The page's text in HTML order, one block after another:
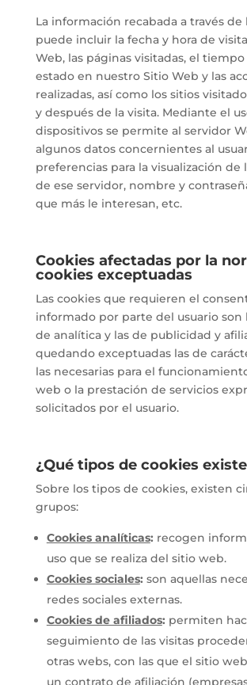
La información recabada a través de
puede incluir la fecha y hora de
Web, las páginas visitadas, el
estado en nuestro Sitio Web y las
realizadas, así como los sitios
y después de la visita. Mediante el
dispositivos se permite al servidor
algunos datos concernientes al
preferencias para la visualización de
de ese servidor, nombre y
que más le interesan, etc.
Cookies afectadas por la
cookies exceptuadas
Las cookies que requieren el
informado por parte del usuario son
de analítica y las de publicidad y
quedando exceptuadas las de
las necesarias para el
web o la prestación de servicios
solicitados por el usuario.
¿Qué tipos de cookies
Sobre los tipos de cookies, existen
grupos:
Cookies analíticas: recogen
uso que se realiza del sitio web.
Cookies sociales: son aquellas
redes sociales externas.
Cookies de afiliados: permiten
seguimiento de las visitas
otras webs, con las que el sitio
un contrato de afiliación